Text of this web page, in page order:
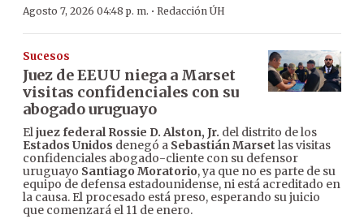
Agosto 7, 2026 04:48 p. m. · Redacción ÚH
Sucesos
Juez de EEUU niega a Marset
visitas confidenciales con su
abogado uruguayo
Eljuez federal Rossie D. Alston, Jr. del distrito de los
Estados Unidos denegó a Sebastián Marset las visitas
confidenciales abogado-cliente con su defensor
uruguayo Santiago Moratorio, ya que no es parte de su
equipo de defensa estadounidense, ni está acreditado en
la causa. El procesado está preso, esperando su juicio
que comenzará el 11 de enero.